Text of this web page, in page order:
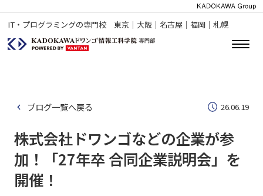
IT・プログラミングの専門校 東京｜大阪｜名古屋｜福岡｜札幌
ブログ一覧へ戻る 26.06.19
株式会社ドワンゴなどの企業が参
加！「27年卒 合同企業説明会」を
開催！